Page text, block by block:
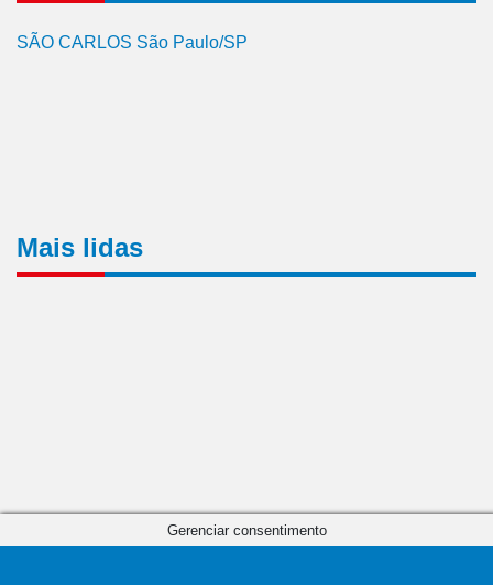
SÃO CARLOS São Paulo/SP
Mais lidas
Gerenciar consentimento